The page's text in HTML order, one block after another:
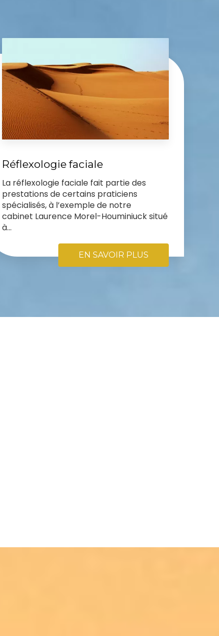
Réflexologie faciale
La réflexologie faciale fait partie des
prestations de certains praticiens
spécialisés, à l’exemple de notre
cabinet Laurence Morel-Houminiuck situé
à...
EN SAVOIR PLUS